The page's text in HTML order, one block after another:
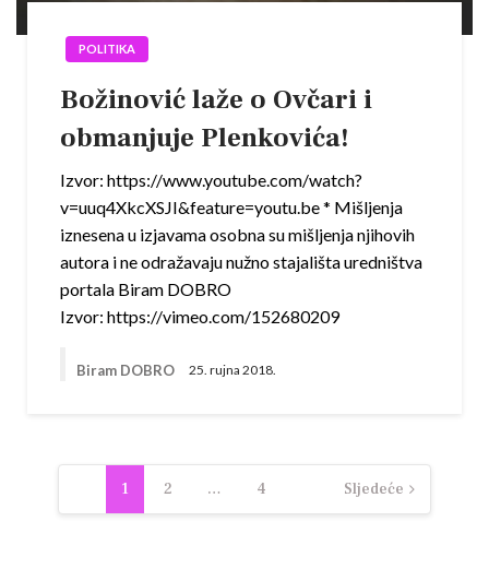
POLITIKA
Božinović laže o Ovčari i
obmanjuje Plenkovića!
Izvor: https://www.youtube.com/watch?
v=uuq4XkcXSJI&feature=youtu.be * Mišljenja
iznesena u izjavama osobna su mišljenja njihovih
autora i ne odražavaju nužno stajališta uredništva
portala Biram DOBRO
Izvor: https://vimeo.com/152680209
Biram DOBRO 25. rujna 2018.
Navigacija
objava
1 2 … 4 Sljedeće